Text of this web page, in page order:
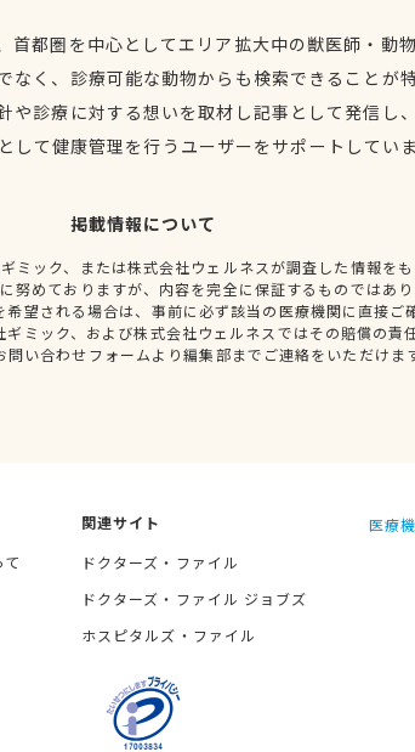
首都圏を中心としてエリア拡大中の獣医師・動
なく、診療可能な動物からも検索できることが
や診療に対する想いを取材し記事として発信し
して健康管理を行うユーザーをサポートしてい
掲載情報について
ミック、または株式会社ウェルネスが調査した情報を
努めておりますが、内容を完全に保証するものではあ
望される場合は、事前に必ず該当の医療機関に直接ご
ミック、および株式会社ウェルネスではその賠償の責
い合わせフォームより編集部までご連絡をいただけま
関連サイト
ドクターズ・ファイル
ドクターズ・ファイル ジョブズ
ホスピタルズ・ファイル
医療